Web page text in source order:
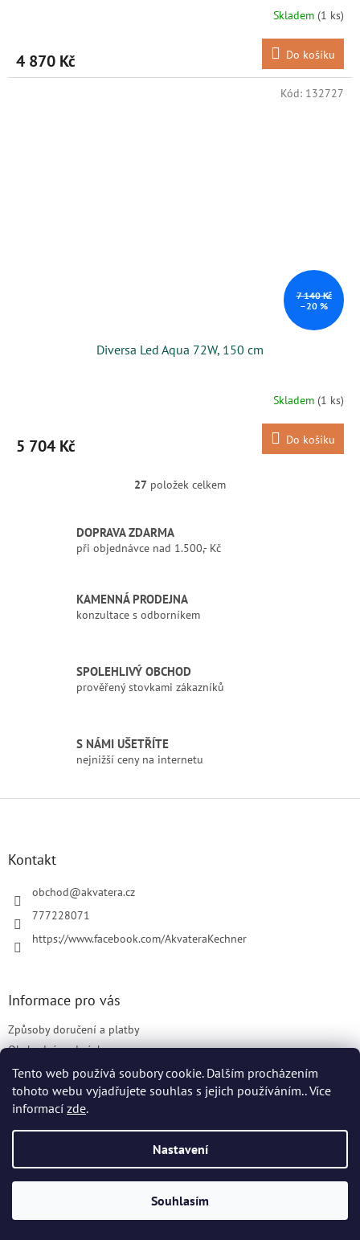
Tento web používá soubory cookie. Dalším procházením
tohoto webu vyjadřujete souhlas s jejich používáním.. Více
informací zde.
Nastavení
Souhlasím
Skladem (1 ks)
4 870 Kč Do košíku
7 140 Kč
–20 %
Diversa Led Aqua 72W, 150 cm
Skladem (1 ks)
5 704 Kč Do košíku
Kód: 132727
O
d
í
p
y
v
u
27 položek celkem
DOPRAVA ZDARMA
při objednávce nad 1.500,- Kč
KAMENNÁ PRODEJNA
konzultace s odborníkem
SPOLEHLIVÝ OBCHOD
prověřený stovkami zákazníků
S NÁMI UŠETŘÍTE
nejnižší ceny na internetu
Z
Kontakt
obchod@akvatera.cz
777228071
https://www.facebook.com/AkvateraKechner
Informace pro vás
Způsoby doručení a platby
Obchodní podmínky
Vrácení zboží a reklamace
Podmínky ochrany osobních údajů
Elektronická evidence tržeb
Facebook